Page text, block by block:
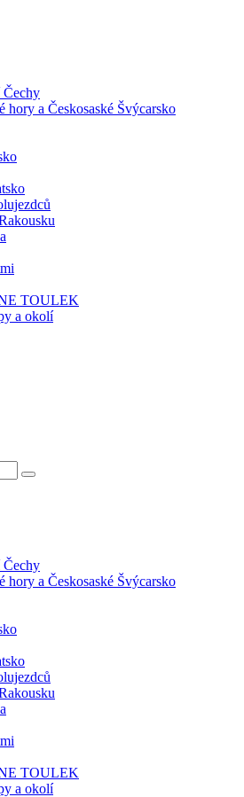
Čechy
hory a Českosaské Švýcarsko
TOULEK
a okolí
Hledat
Čechy
hory a Českosaské Švýcarsko
TOULEK
a okolí